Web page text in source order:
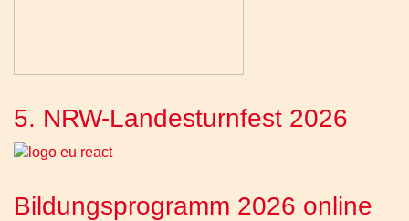
5. NRW-Landesturnfest 2026
Bildungsprogramm 2026 online